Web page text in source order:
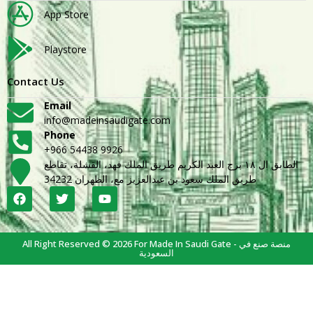
App Store
Playstore
Contact Us
Email
info@madeinsaudigate.com
Phone
+966 54438 9926
الطابق ال ١٨ برج العبد الكريم طريق الملك فهد، القشلة، تقاطع
طريق الملك سعود بن عبدالعزيز مع، الظهران 34232
All Right Reserved © 2026 For Made In Saudi Gate - منصة صنع في
السعودية